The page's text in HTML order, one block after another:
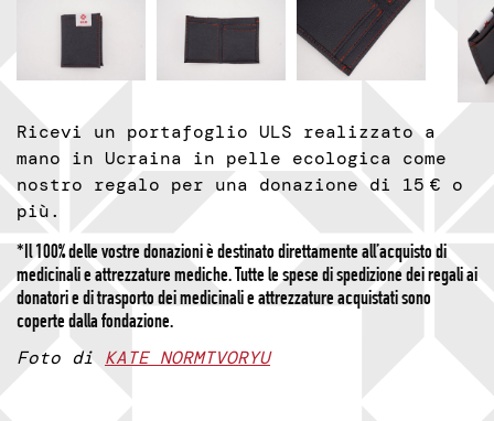
Ricevi un portafoglio ULS realizzato a
mano in Ucraina in pelle ecologica come
nostro regalo per una donazione di 15 € o
più.
*Il 100% delle vostre donazioni è destinato direttamente all’acquisto di
medicinali e attrezzature mediche. Tutte le spese di spedizione dei regali ai
donatori e di trasporto dei medicinali e attrezzature acquistati sono
coperte dalla fondazione.
Foto di KATE NORMTVORYU